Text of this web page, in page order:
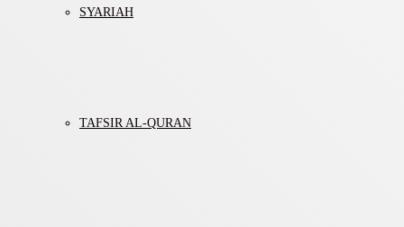
SYARIAH
TAFSIR AL-QURAN